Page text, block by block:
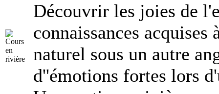
Découvrir les joies de
connaissances
naturel sous un autre
d''émotions fortes lors